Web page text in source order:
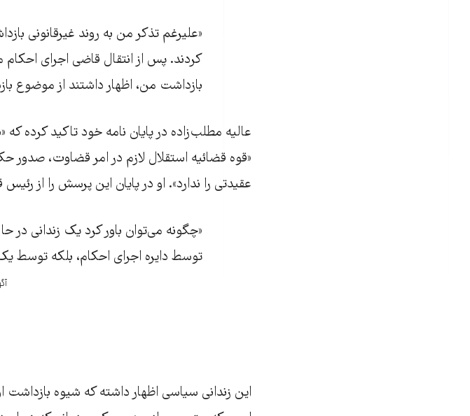
«علیرغم تذکر من به روند غیرقانونی
کردند. پس از انتقال قاضی اجرای احکام
بازداشت من، اظهار داشتند از موضوع
عالیه مطلب‌زاده در پایان نامه خود تاکید کرده که
«قوه قضائیه استقلال لازم در امر قضاوت، صدور
عقیدتی را ندارد». او در پایان این پرسش را از
«چگونه می‌توان باور کرد یک زندانی
توسط دایره اجرای احکام، بلکه توسط
این زندانی سیاسی اظهار داشته که شیوه